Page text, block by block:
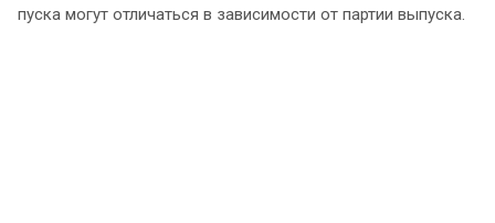
пуска могут отличаться в зависимости от партии выпуска.